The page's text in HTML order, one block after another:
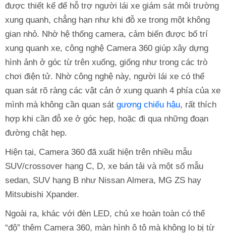
được thiết kế để hỗ trợ người lái xe giám sát môi trường
xung quanh, chẳng hạn như khi đỗ xe trong một không
gian nhỏ. Nhờ hệ thống camera, cảm biến được bố trí
xung quanh xe, công nghệ Camera 360 giúp xây dựng
hình ảnh ở góc từ trên xuống, giống như trong các trò
chơi điện tử. Nhờ công nghệ này, người lái xe có thể
quan sát rõ ràng các vật cản ở xung quanh 4 phía của xe
mình mà không cần quan sát gương chiếu hậu, rất thích
hợp khi cần đỗ xe ở góc hẹp, hoặc đi qua những đoạn
đường chật hẹp.
Hiện tại, Camera 360 đã xuất hiện trên nhiều mẫu
SUV/crossover hạng C, D, xe bán tải và một số mẫu
sedan, SUV hạng B như Nissan Almera, MG ZS hay
Mitsubishi Xpander.
Ngoài ra, khác với đèn LED, chủ xe hoàn toàn có thể
“độ” thêm Camera 360, màn hình ô tô mà không lo bị từ